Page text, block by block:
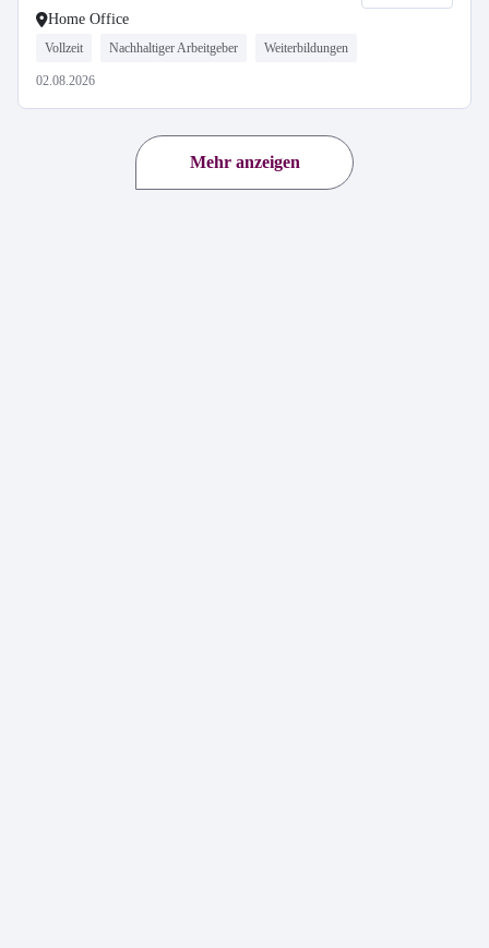
Home Office
Vollzeit Nachhaltiger Arbeitgeber Weiterbildungen
02.08.2026
Mehr anzeigen